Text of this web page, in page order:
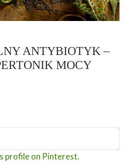
ANTYBIOTYK –
MOCY
profile on Pinterest.